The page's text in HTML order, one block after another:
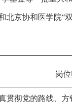
北京协和医学院“
岗位
贯彻党的路线、